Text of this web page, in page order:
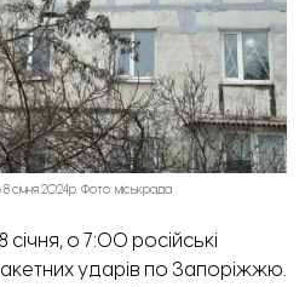
січня 2024р. Фото: міськрада
січня, о 7:00 російські
ударів по Запоріжжю.